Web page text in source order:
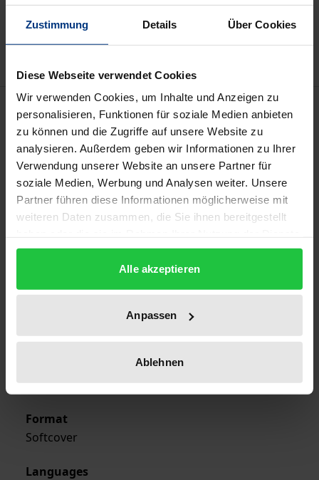
Zustimmung Details Über Cookies
Diese Webseite verwendet Cookies
Wir verwenden Cookies, um Inhalte und Anzeigen zu
personalisieren, Funktionen für soziale Medien anbieten
zu können und die Zugriffe auf unsere Website zu
analysieren. Außerdem geben wir Informationen zu Ihrer
Verwendung unserer Website an unsere Partner für
soziale Medien, Werbung und Analysen weiter. Unsere
Partner führen diese Informationen möglicherweise mit
weiteren Daten zusammen, die Sie ihnen bereitgestellt
gesammelt haben.
Alle akzeptieren
Anpassen
Ablehnen
Delivery cost notice
Bibliographical data
Edition
1
ISBN
Year of Publication
Nomos
Format
Softcover
Languages